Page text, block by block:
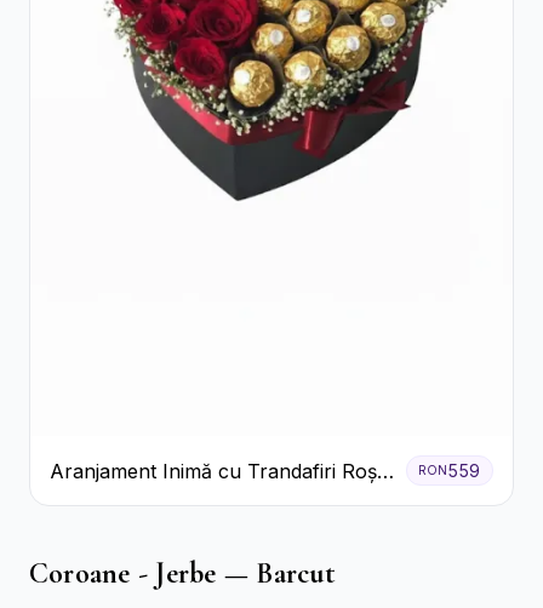
Aranjament Inimă cu Trandafiri Roșii
și Ciocolată Ferrero Rocher
RON 559
Coroane - Jerbe — Barcut